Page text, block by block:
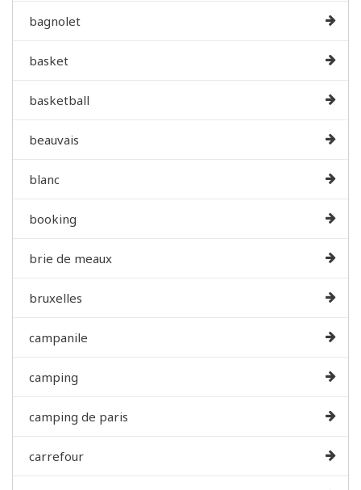
bagnolet
basket
basketball
beauvais
blanc
booking
brie de meaux
bruxelles
campanile
camping
camping de paris
carrefour